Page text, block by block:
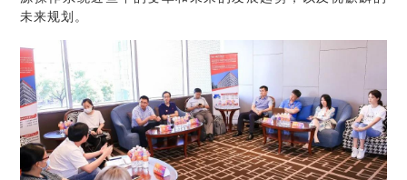
未来规划。